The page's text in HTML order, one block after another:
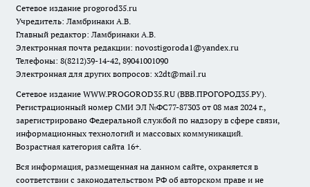
Сетевое издание progorod35.ru
Учредитель: Ламбринаки А.В.
Главный редактор: Ламбринаки А.В.
Электронная почта редакции: novostigoroda1@yandex.ru
Телефоны: 8(8212)39-14-42, 89041001090
Электронная для других вопросов: x2dt@mail.ru
Сетевое издание WWW.PROGOROD35.RU (ВВВ.ПРОГОРОД35.РУ).
Регистрационный номер СМИ ЭЛ №ФС77-87303 от 08 мая 2024 г.,
зарегистрировано Федеральной службой по надзору в сфере связи,
информационных технологий и массовых коммуникаций.
Возрастная категория сайта 16+.
Вся информация, размещенная на данном сайте, охраняется в
соответствии с законодательством РФ об авторском праве и не